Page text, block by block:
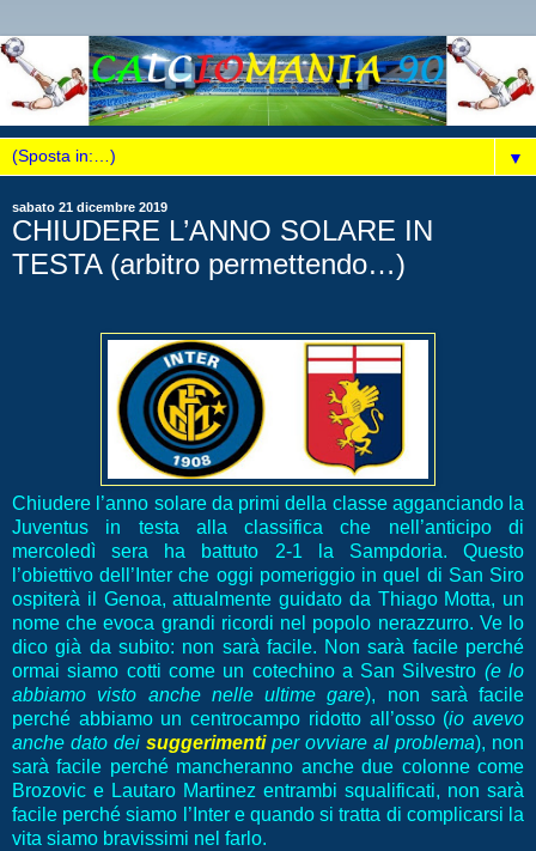
▼
sabato 21 dicembre 2019
CHIUDERE L’ANNO SOLARE IN
TESTA (arbitro permettendo…)
Chiudere l’anno solare da primi della classe agganciando la
Juventus in testa alla classifica che nell’anticipo di
mercoledì sera ha battuto 2-1 la Sampdoria. Questo
l’obiettivo dell’Inter che oggi pomeriggio in quel di San Siro
ospiterà il Genoa, attualmente guidato da Thiago Motta, un
nome che evoca grandi ricordi nel popolo nerazzurro. Ve lo
dico già da subito: non sarà facile. Non sarà facile perché
ormai siamo cotti come un cotechino a San Silvestro (e lo
abbiamo visto anche nelle ultime gare), non sarà facile
perché abbiamo un centrocampo ridotto all’osso (io avevo
anche dato dei suggerimentiper ovviare al problema), non
sarà facile perché mancheranno anche due colonne come
Brozovic e Lautaro Martinez entrambi squalificati, non sarà
facile perché siamo l’Inter e quando si tratta di complicarsi la
vita siamo bravissimi nel farlo.